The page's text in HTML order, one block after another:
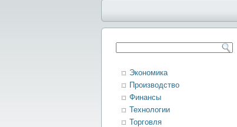
Экономика
Производство
Финансы
Технологии
Торговля